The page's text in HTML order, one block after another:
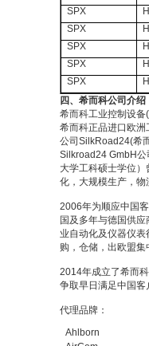
SPX
SPX
SPX
SPX
SPX
四、希而科公司介绍
希而科工业控制设备(
希而科正品进口欧
公司 SilkRoad24(希
Silkroad24 GmbH公
大学工科硕士学位
化，大规模生产，物
2006年为顺应中国
国及多年与德国供
业自动化及仪器仪
购，仓储，出欧盟
2014年成立了希而
争取早日满足中国
代理品牌：
Ahlborn